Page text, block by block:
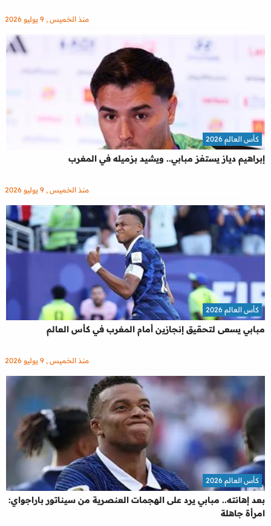
منذ الخميس , 9 يوليو 2026
إبراهيم دياز يستفز مبابي.. ويشيد بزميله في المغرب
كأس العالم 2026
منذ الخميس , 9 يوليو 2026
مبابي يسعى لتحقيق إنجازين أمام المغرب في كأس العالم
كأس العالم 2026
منذ الخميس , 9 يوليو 2026
بعد إهانته.. مبابي يرد على الهجمات العنصرية من سيناتور باراجواي:
امرأة جاهلة
كأس العالم 2026